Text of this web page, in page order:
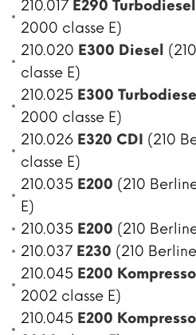
210.017 E290 Turbodiesel
2000 classe E)
210.020 E300 Diesel
classe E)
210.025 E300 Turbodiesel
2000 classe E)
210.026 E320 CDI (210
classe E)
210.035 E200 (210
E)
210.035 E200 (210
210.037 E230 (210
210.045 E200
2002 classe E)
210.045 E200